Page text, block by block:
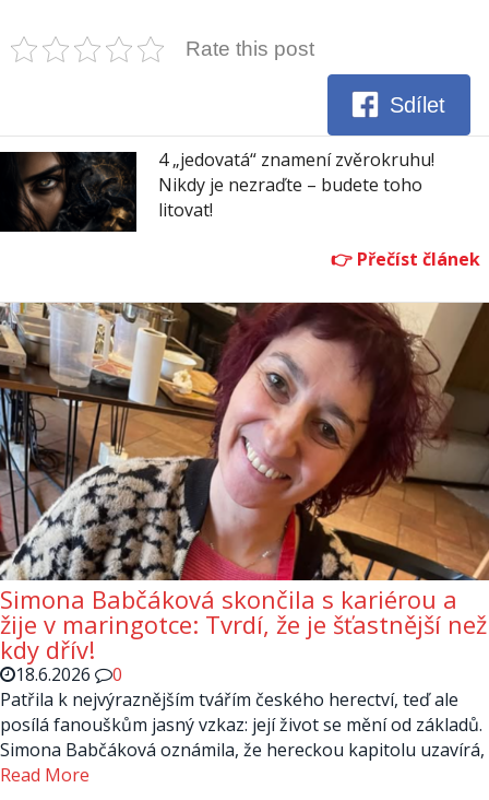
Rate this post
Sdílet
4 „jedovatá“ znamení zvěrokruhu!
Nikdy je nezraďte – budete toho
litovat!
Simona Babčáková skončila s kariérou a
žije v maringotce: Tvrdí, že je šťastnější než
kdy dřív!
18.6.2026
0
Patřila k nejvýraznějším tvářím českého herectví, teď ale
posílá fanouškům jasný vzkaz: její život se mění od základů.
Simona Babčáková oznámila, že hereckou kapitolu uzavírá,
Read More